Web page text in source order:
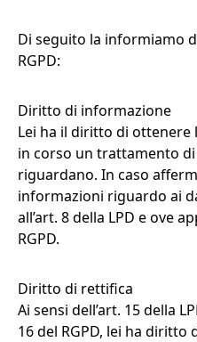
Di seguito la informiamo
RGPD:
Diritto di informazione
Lei ha il diritto di ottenere
in corso un trattamento
riguardano. In caso
informazioni riguardo ai
all’art. 8 della LPD e ove
RGPD.
Diritto di rettifica
Ai sensi dell’art. 15 della
16 del RGPD, lei ha